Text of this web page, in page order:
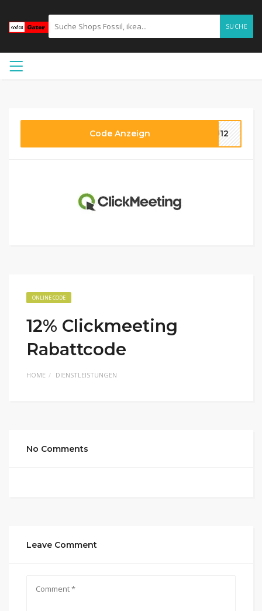
SUCHE
Code Anzeign CJ12
ONLINE CODE
12% Clickmeeting
Rabattcode
HOME DIENSTLEISTUNGEN
No Comments
Leave Comment